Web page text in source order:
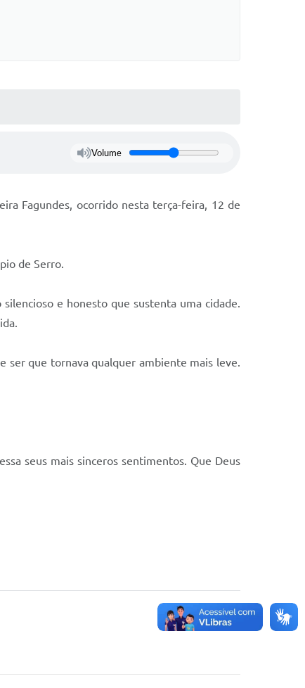
Volume
Fagundes, ocorrido nesta terça-feira, 12 de
de Serro.
e honesto que sustenta uma cidade.
ser que tornava qualquer ambiente mais leve.
seus mais sinceros sentimentos. Que Deus